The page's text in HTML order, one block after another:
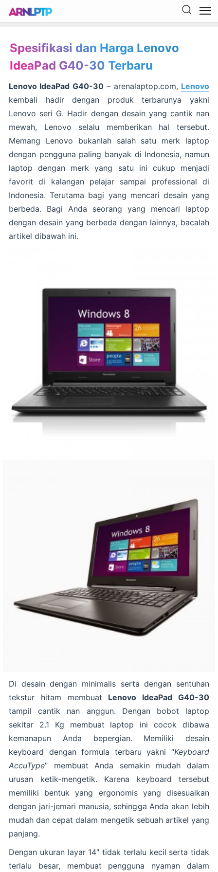
Spesifikasi dan Harga Lenovo
IdeaPad G40-30 Terbaru
Lenovo IdeaPad G40-30– arenalaptop.com, Lenovo
kembali hadir dengan produk terbarunya yakni
Lenovo seri G. Hadir dengan desain yang cantik nan
mewah, Lenovo selalu memberikan hal tersebut.
Memang Lenovo bukanlah salah satu merk laptop
dengan pengguna paling banyak di Indonesia, namun
laptop dengan merk yang satu ini cukup menjadi
favorit di kalangan pelajar sampai professional di
Indonesia. Terutama bagi yang mencari desain yang
berbeda. Bagi Anda seorang yang mencari laptop
dengan desain yang berbeda dengan lainnya, bacalah
artikel dibawah ini.
Di desain dengan minimalis serta dengan sentuhan
tekstur hitam membuat Lenovo IdeaPad G40-30
tampil cantik nan anggun. Dengan bobot laptop
sekitar 2.1 Kg membuat laptop ini cocok dibawa
kemanapun Anda bepergian. Memiliki desain
keyboard dengan formula terbaru yakni “Keyboard
AccuType” membuat Anda semakin mudah dalam
urusan ketik-mengetik. Karena keyboard tersebut
memiliki bentuk yang ergonomis yang disesuaikan
dengan jari-jemari manusia, sehingga Anda akan lebih
mudah dan cepat dalam mengetik sebuah artikel yang
panjang.
Dengan ukuran layar 14″ tidak terlalu kecil serta tidak
terlalu besar, membuat pengguna nyaman dalam